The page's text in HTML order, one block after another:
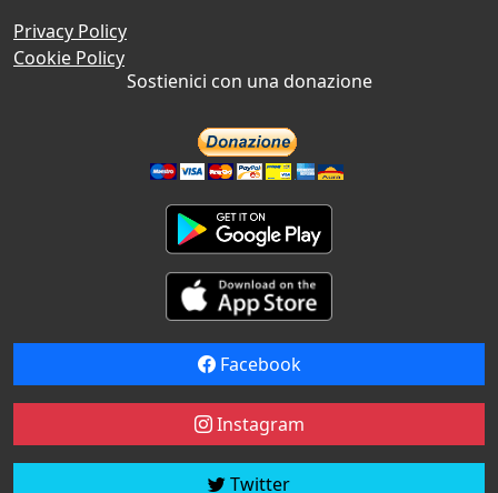
Privacy Policy
Cookie Policy
Sostienici con una donazione
Facebook
Instagram
Twitter